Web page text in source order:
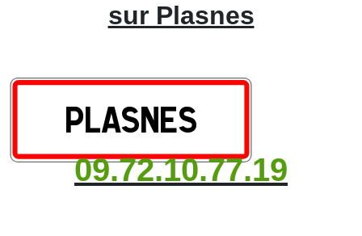
sur Plasnes
09.72.10.77.19